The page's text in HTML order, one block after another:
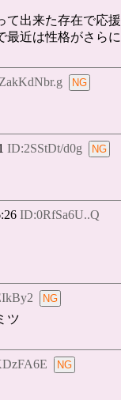
て出来た存在で応援
最近は性格がさらに
ID:2SStDt/d0g
ID:0RfSa6U..Q
ツ